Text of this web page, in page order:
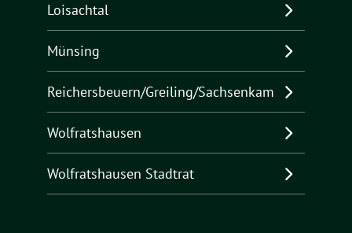
Loisachtal
Münsing
Reichersbeuern/Greiling/Sachsenkam
Wolfratshausen
Wolfratshausen Stadtrat